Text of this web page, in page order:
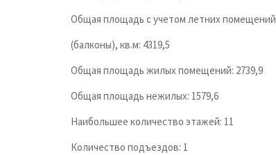
Общая площадь с учетом летних помещений
(балконы), кв.м: 4319,5
Общая площадь жилых помещений: 2739,9
Общая площадь нежилых: 1579,6
Наибольшее количество этажей: 11
Количество подъездов: 1